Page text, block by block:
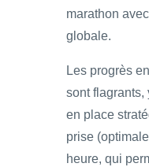
marathon
globale.
Les progrès
sont flagrants,
en place
prise
heure, qui